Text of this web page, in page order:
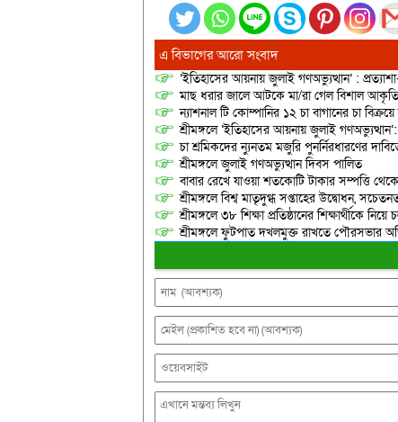
এ বিভাগের আরো সংবাদ
‘ইতিহাসের আয়নায় জুলাই গণঅভ্যুত্থান’ :
মাছ ধরার জালে আটকে মা/রা গেল বিশাল
ন্যাশনাল টি কোম্পানির ১২ চা বাগানের চা
শ্রীমঙ্গলে ‘ইতিহাসের আয়নায় জুলাই
চা শ্রমিকদের ন্যুনতম মজুরি পুনর্নিরধারণের
শ্রীমঙ্গলে জুলাই গণঅভ্যুত্থান দিবস পালিত
বাবার রেখে যাওয়া শতকোটি টাকার সম্পত্তি
শ্রীমঙ্গলে বিশ্ব মাতৃদুগ্ধ সপ্তাহের উদ্বোধন,
শ্রীমঙ্গলে ৩৮ শিক্ষা প্রতিষ্ঠানের শিক্ষার্থীকে
শ্রীমঙ্গলে ফুটপাত দখলমুক্ত রাখতে পৌরসভার